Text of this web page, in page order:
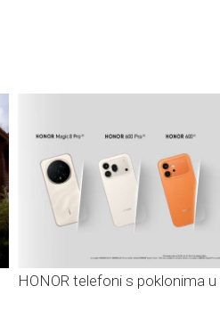
HONOR telefoni s poklonima